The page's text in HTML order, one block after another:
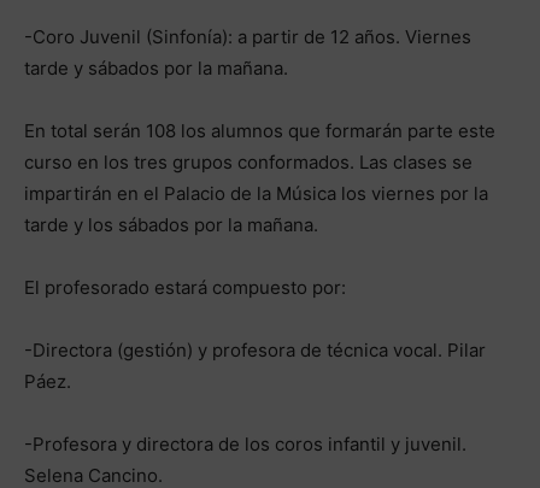
-Coro Juvenil (Sinfonía): a partir de 12 años. Viernes
tarde y sábados por la mañana.
En total serán 108 los alumnos que formarán parte este
curso en los tres grupos conformados. Las clases se
impartirán en el Palacio de la Música los viernes por la
tarde y los sábados por la mañana.
El profesorado estará compuesto por:
-Directora (gestión) y profesora de técnica vocal. Pilar
Páez.
-Profesora y directora de los coros infantil y juvenil.
Selena Cancino.